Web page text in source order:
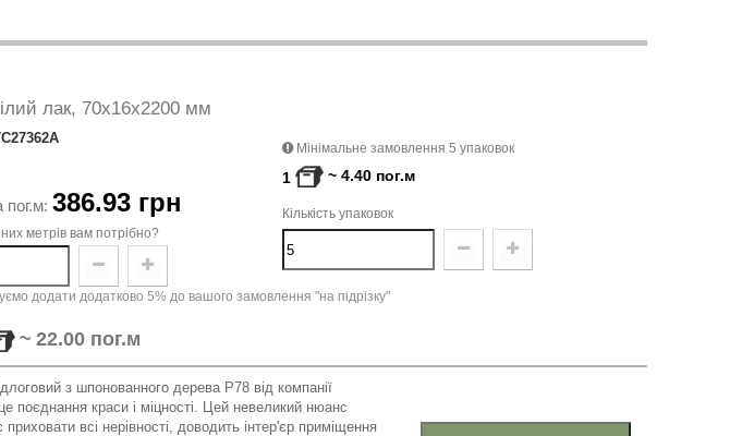
лак, 70х16х2200 мм
пог.м: 386.93 грн
Мінімальне замовлення 5 упаковок
1 ~ 4.40 пог.м
Кількість упаковок
метрів вам потрібно?
додати додатково 5% до вашого замовлення "на підрізку"
~ 22.00 пог.м
з шпонованного дереваP78 від компанії
це поєднання краси і міцності. Цей невеликий нюанс
всі нерівності, доводить інтер'єр приміщення